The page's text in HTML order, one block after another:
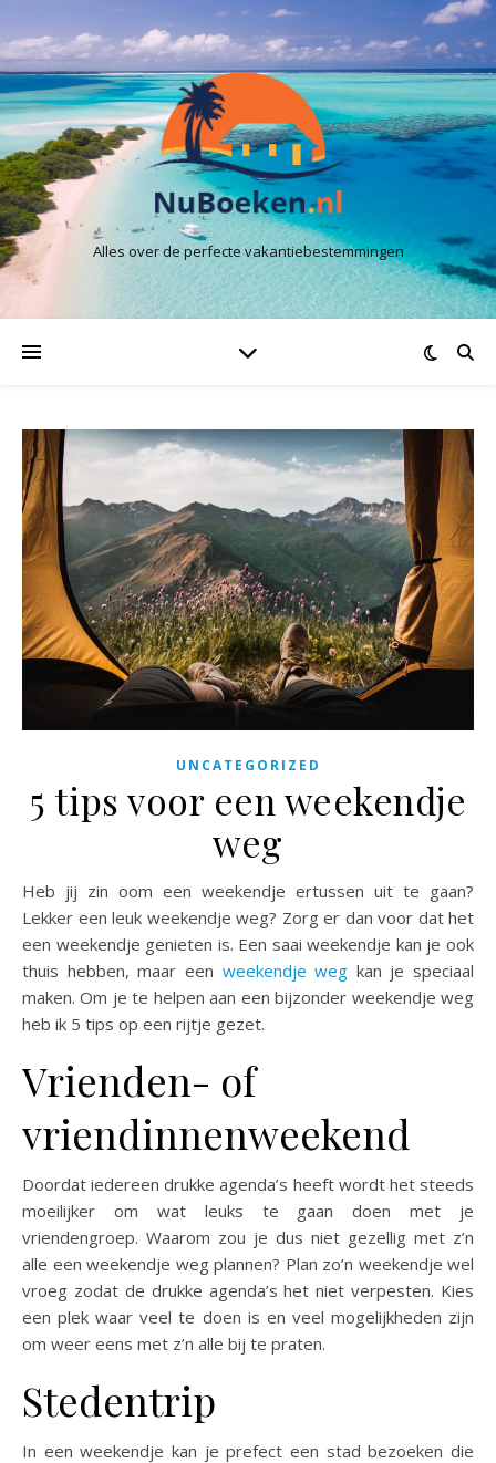
Alles over de perfecte vakantiebestemmingen
UNCATEGORIZED
5 tips voor een weekendje
weg
Heb jij zin oom een weekendje ertussen uit te gaan?
Lekker een leuk weekendje weg? Zorg er dan voor dat het
een weekendje genieten is. Een saai weekendje kan je ook
thuis hebben, maar een weekendje weg kan je speciaal
maken. Om je te helpen aan een bijzonder weekendje weg
heb ik 5 tips op een rijtje gezet.
Vrienden- of
vriendinnenweekend
Doordat iedereen drukke agenda’s heeft wordt het steeds
moeilijker om wat leuks te gaan doen met je
vriendengroep. Waarom zou je dus niet gezellig met z’n
alle een weekendje weg plannen? Plan zo’n weekendje wel
vroeg zodat de drukke agenda’s het niet verpesten. Kies
een plek waar veel te doen is en veel mogelijkheden zijn
om weer eens met z’n alle bij te praten.
Stedentrip
In een weekendje kan je prefect een stad bezoeken die